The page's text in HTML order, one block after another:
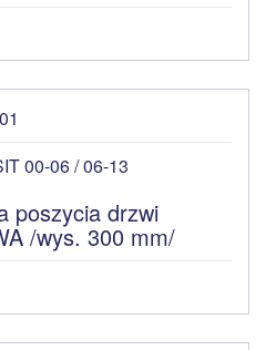
00-06 / 06-13
poszycia drzwi
/wys. 300 mm/